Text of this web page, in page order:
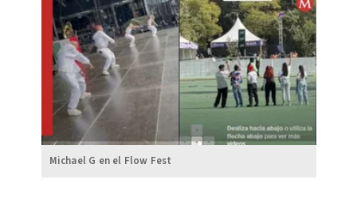
Michael G en el Flow Fest